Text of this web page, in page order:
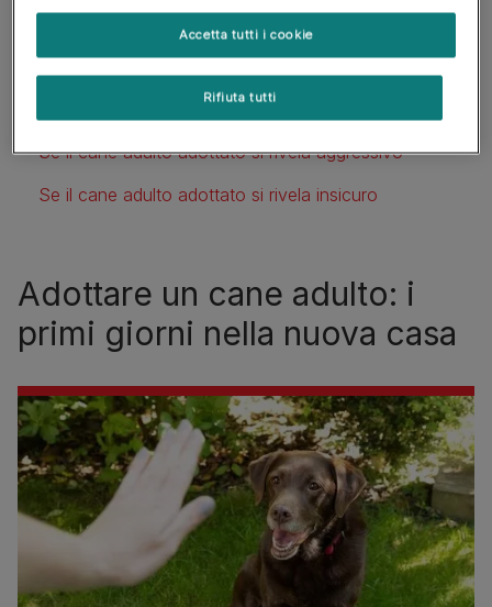
Se il cane adulto adottato si rivela aggressivo
Se il cane adulto adottato si rivela insicuro
Adottare un cane adulto: i
primi giorni nella nuova casa
Rifiuta tutti
Accetta tutti i cookie